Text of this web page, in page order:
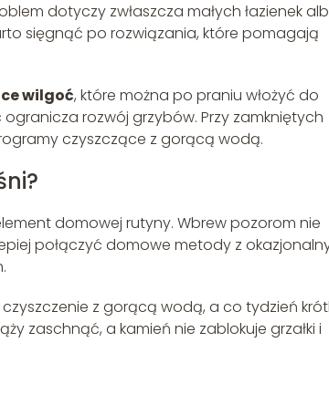
dotyczy zwłaszcza małych łazienek
sięgnąć po rozwiązania, które pomagają
wilgoć, które można po praniu włożyć do
rozwój grzybów. Przy zamkniętych
czyszczące z gorącą wodą.
domowej rutyny. Wbrew pozorom nie
połączyć domowe metody z
z gorącą wodą, a co tydzień
zaschnąć, a kamień nie zablokuje grzałki i